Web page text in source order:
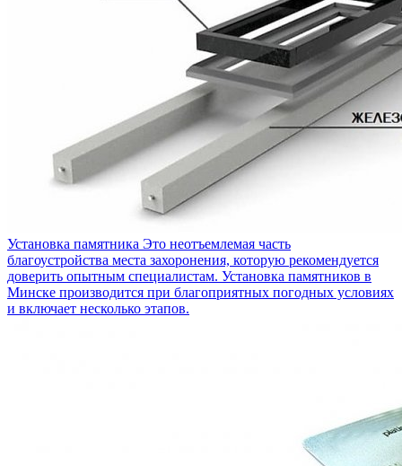
Установка памятника Это неотъемлемая часть
благоустройства места захоронения, которую рекомендуется
доверить опытным специалистам. Установка памятников в
Минске производится при благоприятных погодных условиях
и включает несколько этапов.